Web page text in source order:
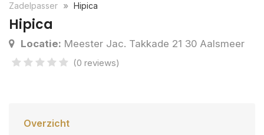
Zadelpasser Hipica
Hipica
Locatie: Meester Jac. Takkade 21 30 Aalsmeer
(0 reviews)
Overzicht